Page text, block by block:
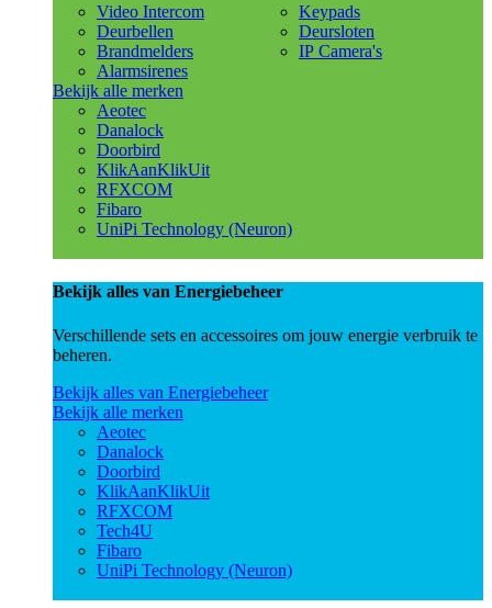
Video Intercom
Deurbellen
Brandmelders
Alarmsirenes
Keypads
Deursloten
IP Camera's
Bekijk alle merken
Aeotec
Danalock
Doorbird
KlikAanKlikUit
RFXCOM
Fibaro
UniPi Technology (Neuron)
Bekijk alles van Energiebeheer
Verschillende sets en accessoires om jouw energie verbruik te
beheren.
Bekijk alles van Energiebeheer
Bekijk alle merken
Aeotec
Danalock
Doorbird
KlikAanKlikUit
RFXCOM
Tech4U
Fibaro
UniPi Technology (Neuron)